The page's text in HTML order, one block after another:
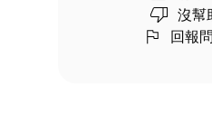
沒幫
回報